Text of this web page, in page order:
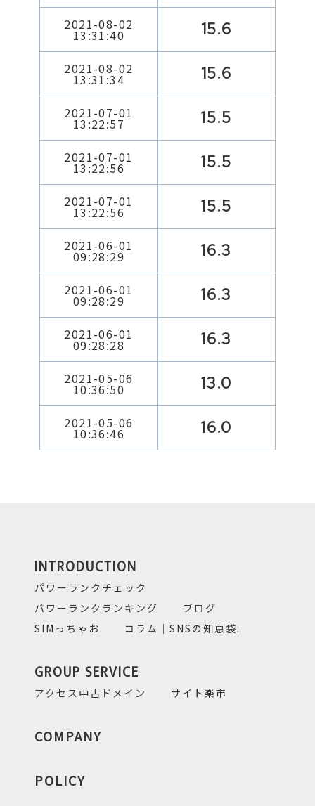
2021-08-02
13:31:40 15.6
2021-08-02
13:31:34 15.6
2021-07-01
13:22:57 15.5
2021-07-01
13:22:56 15.5
2021-07-01
13:22:56 15.5
2021-06-01
09:28:29 16.3
2021-06-01
09:28:29 16.3
2021-06-01
09:28:28 16.3
2021-05-06
10:36:50 13.0
2021-05-06
10:36:46 16.0
INTRODUCTION
パワーランクチェック
パワーランクランキング
ブログ
SIMっちゃお
コラム｜SNSの知恵袋.
GROUP SERVICE
アクセス中古ドメイン サイト楽市
COMPANY
POLICY